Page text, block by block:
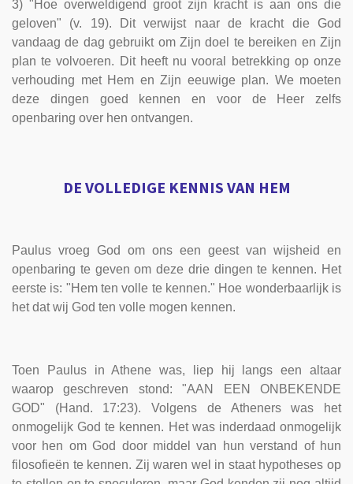
3) "Hoe overweldigend groot zijn kracht is aan ons die
geloven" (v. 19). Dit verwijst naar de kracht die God
vandaag de dag gebruikt om Zijn doel te bereiken en Zijn
plan te volvoeren. Dit heeft nu vooral betrekking op onze
verhouding met Hem en Zijn eeuwige plan. We moeten
deze dingen goed kennen en voor de Heer zelfs
openbaring over hen ontvangen.
DE VOLLEDIGE KENNIS VAN HEM
Paulus vroeg God om ons een geest van wijsheid en
openbaring te geven om deze drie dingen te kennen. Het
eerste is: "Hem ten volle te kennen." Hoe wonderbaarlijk is
het dat wij God ten volle mogen kennen.
Toen Paulus in Athene was, liep hij langs een altaar
waarop geschreven stond: "AAN EEN ONBEKENDE
GOD" (Hand. 17:23). Volgens de Atheners was het
onmogelijk God te kennen. Het was inderdaad onmogelijk
voor hen om God door middel van hun verstand of hun
filosofieën te kennen. Zij waren wel in staat hypotheses op